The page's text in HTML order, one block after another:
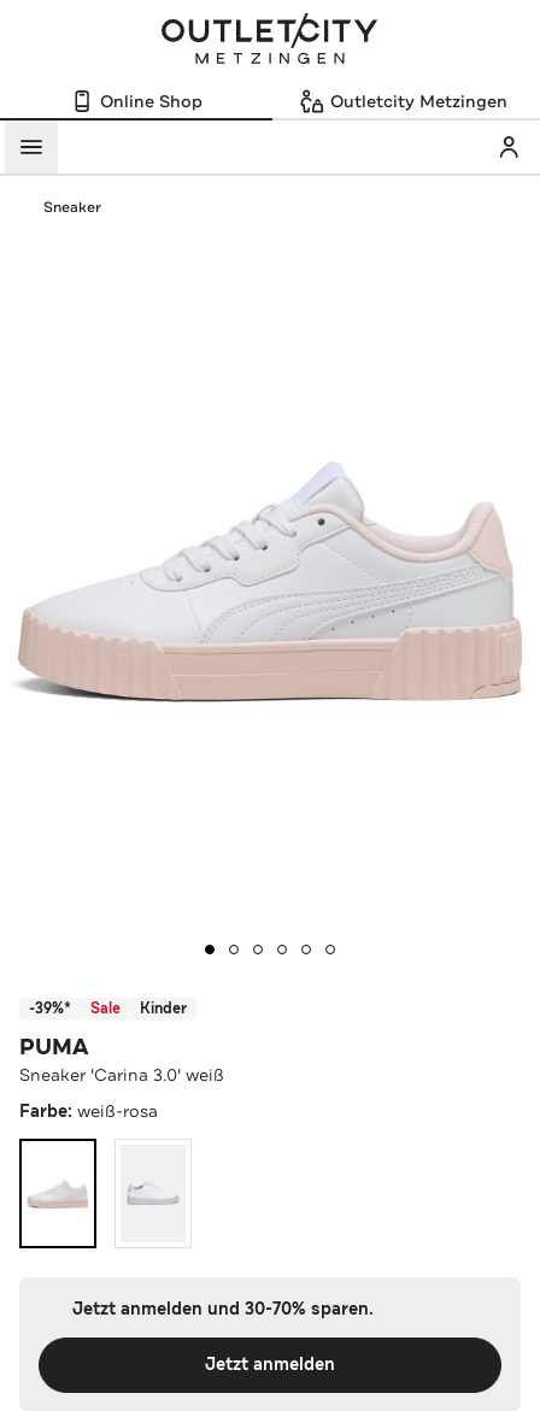
Online Shop Outletcity Metzingen
Menü
Sneaker
-39%* Sale Kinder
PUMA
Sneaker 'Carina 3.0' weiß
Farbe: weiß-rosa
Jetzt anmelden und 30-70% sparen.
Jetzt anmelden